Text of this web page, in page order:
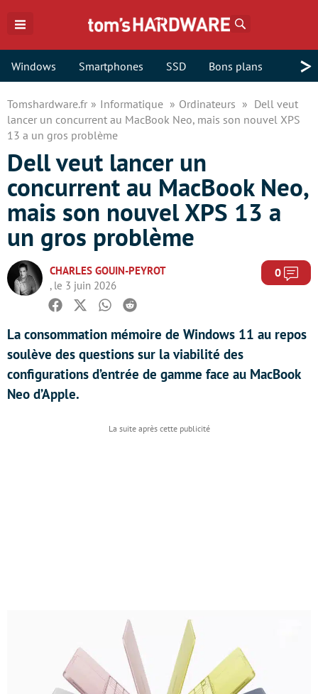
Windows Smartphones SSD Bons plans >
Tomshardware.fr Informatique Ordinateurs
Dell veut
lancer un concurrent au MacBook Neo, mais son nouvel XPS
13 a un gros problème
Dell veut lancer un
concurrent au MacBook Neo,
mais son nouvel XPS 13 a
un gros problème
CHARLES GOUIN-PEYROT
, le 3 juin 2026
0
Facebook
TwitterWhatsapp
Reddit
La consommation mémoire de Windows 11 au repos
soulève des questions sur la viabilité des
configurations d’entrée de gamme face au MacBook
Neo d’Apple.